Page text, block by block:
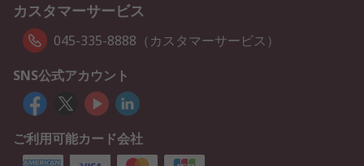
カスタマーサービス
045-335-8888（カスタマーサービス）
SNS公式アカウント
ご利用可能カード会社